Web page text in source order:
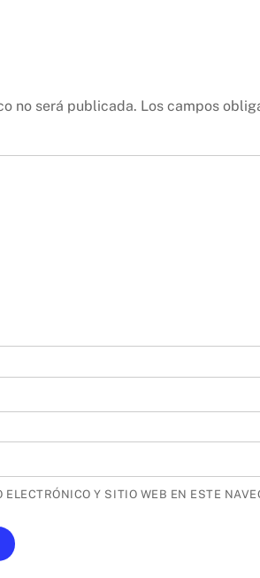
no será publicada. Los campos
ELECTRÓNICO Y SITIO WEB EN ESTE